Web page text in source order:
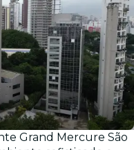
Grand Mercure São